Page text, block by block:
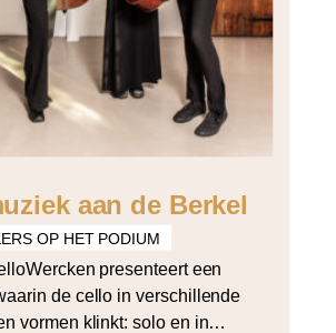
aan de Berkel
OP HET PODIUM
presenteert een
de cello in verschillende
vormen klinkt: solo en in